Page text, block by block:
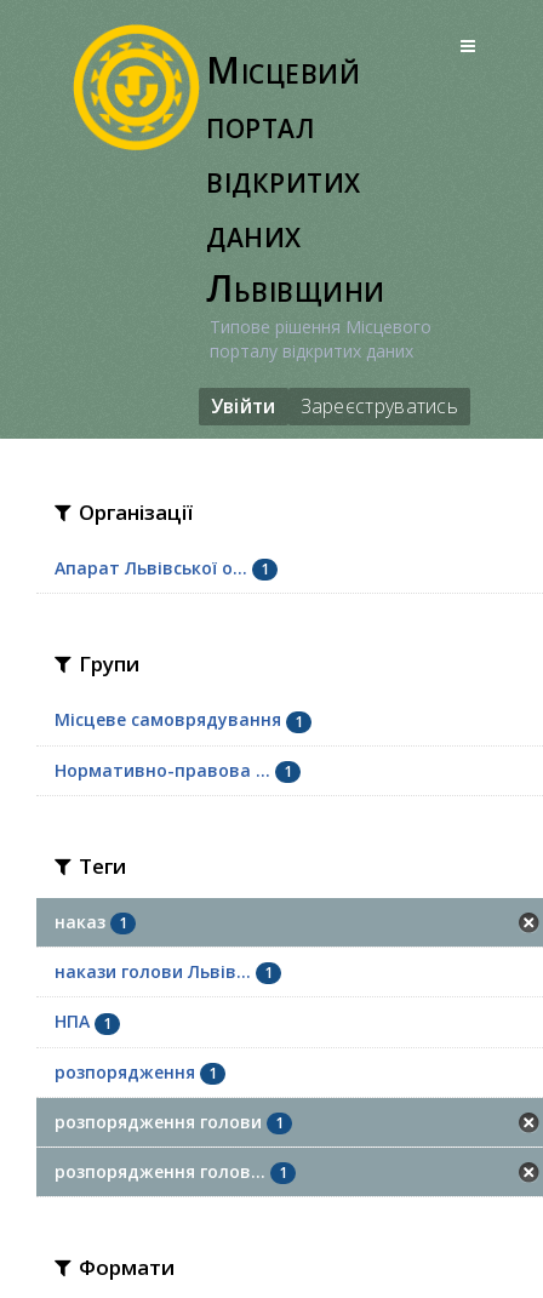
Місцевий
портал
відкритих
даних
Львівщини
Типове рішення Місцевого
порталу відкритих даних
Увійти Зареєструватись
Організації
Апарат Львівської о... 1
Групи
Місцеве самоврядування 1
Нормативно-правова ... 1
Теги
наказ 1
накази голови Львів... 1
НПА 1
розпорядження 1
розпорядження голови 1
розпорядження голов... 1
Формати